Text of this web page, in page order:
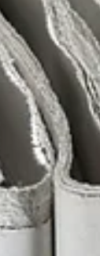
Orchestra! vol.3
揮者・竹本泰蔵
セージ動画を公
竹本泰蔵さんの
ク」「オペラ座
トーリー」「魔
映画を彩ったク
コンサート。 ぜ
期待を高めてい